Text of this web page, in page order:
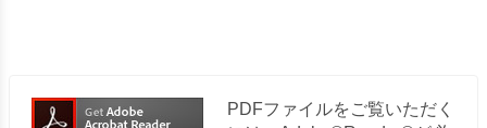
PDFファイルをご覧いただく